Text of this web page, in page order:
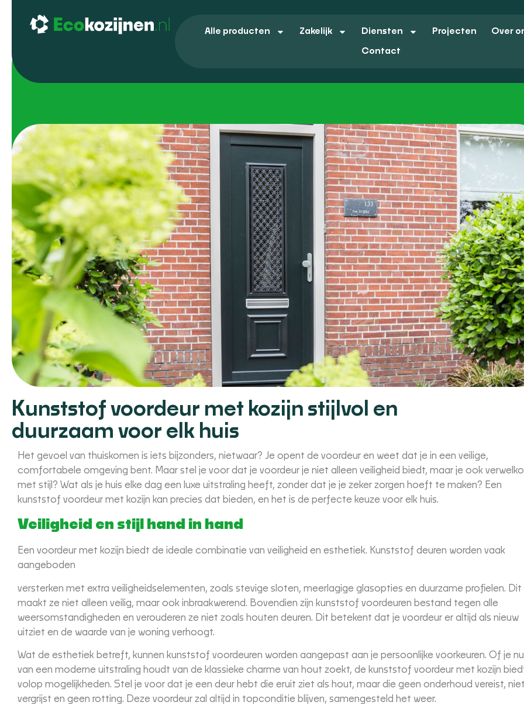
Alle producten Zakelijk Diensten Projecten Over
Contact
Kunststof voordeur met kozijn stijlvol en
duurzaam voor elk huis
Het gevoel van thuiskomen is iets bijzonders, nietwaar? Je opent de voordeur en weet dat je in een veilige,
comfortabele omgeving bent. Maar stel je voor dat je voordeur je niet alleen veiligheid biedt, maar je ook
met stijl? Wat als je huis elke dag een luxe uitstraling heeft, zonder dat je je zeker zorgen hoeft te maken? Een
kunststof voordeur met kozijn kan precies dat bieden, en het is de perfecte keuze voor elk huis.
Veiligheid en stijl hand in hand
Een voordeur met kozijn biedt de ideale combinatie van veiligheid en esthetiek. Kunststof deuren worden vaak
aangeboden
versterken met extra veiligheidselementen, zoals stevige sloten, meerlagige glasopties en duurzame profielen. Dit
maakt ze niet alleen veilig, maar ook inbraakwerend. Bovendien zijn kunststof voordeuren bestand tegen alle
weersomstandigheden en verouderen ze niet zoals houten deuren. Dit betekent dat je voordeur er altijd als nieuw
uitziet en de waarde van je woning verhoogt.
Wat de esthetiek betreft, kunnen kunststof voordeuren worden aangepast aan je persoonlijke voorkeuren. Of je nu
van een moderne uitstraling houdt van de klassieke charme van hout zoekt, de kunststof voordeur met kozijn
volop mogelijkheden. Stel je voor dat je een deur hebt die eruit ziet als hout, maar die geen onderhoud vereist, niet
vergrijst en geen rotting. Deze voordeur zal altijd in topconditie blijven, samengesteld het weer.